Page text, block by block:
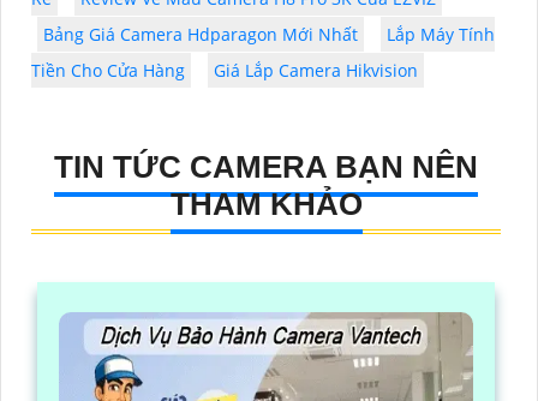
Bảng Giá Camera Hdparagon Mới Nhất
Lắp Máy Tính
Tiền Cho Cửa Hàng
Giá Lắp Camera Hikvision
TIN TỨC CAMERA BẠN NÊN
THAM KHẢO